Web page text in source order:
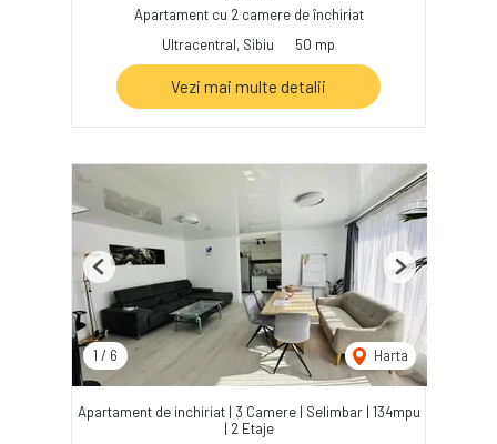
Apartament cu 2 camere de închiriat
Ultracentral, Sibiu
50 mp
Vezi mai multe detalii
1 / 6 Harta
Previous Next
Apartament de inchiriat | 3 Camere | Selimbar | 134mpu
| 2 Etaje